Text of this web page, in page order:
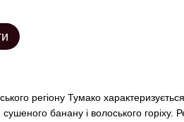
регіону Тумако
банану і волоського горіху.